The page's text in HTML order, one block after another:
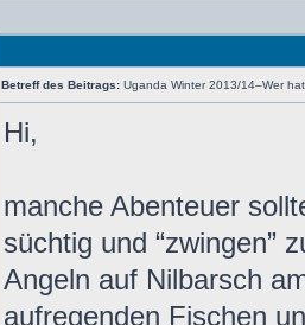
Betreff des Beitrags: Uganda Winter 2013/14–Wer
Hi,
manche Abenteuer
süchtig und “zwingen”
Angeln auf Nilbarsch
aufregenden Fischen